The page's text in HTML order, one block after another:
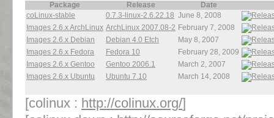
Package Release
Date
coLinux-stable
0.7.3-linux-2.6.22.18 June 8, 2008
Images 2.6.x ArchLinux ArchLinux 2007.08-2 February 7, 2008
Images 2.6.x Debian
Debian 4.0 Etch
May 8, 2007
Images 2.6.x Fedora
Fedora 10
February 28, 2009
Images 2.6.x Gentoo
Gentoo 2006.1
March 2, 2007
Images 2.6.x Ubuntu
Ubuntu 7.10 March 14, 2008
[colinux : http://colinux.org/]